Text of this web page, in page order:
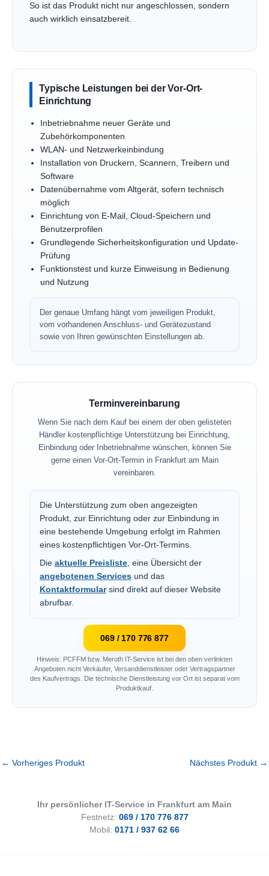
So ist das Produkt nicht nur angeschlossen, sondern
auch wirklich einsatzbereit.
Typische Leistungen bei der Vor-Ort-
Einrichtung
Inbetriebnahme neuer Geräte und
Zubehörkomponenten
WLAN- und Netzwerkeinbindung
Installation von Druckern, Scannern, Treibern und
Software
Datenübernahme vom Altgerät, sofern technisch
möglich
Einrichtung von E-Mail, Cloud-Speichern und
Benutzerprofilen
Grundlegende Sicherheitskonfiguration und Update-
Prüfung
Funktionstest und kurze Einweisung in Bedienung
und Nutzung
Der genaue Umfang hängt vom jeweiligen Produkt,
vom vorhandenen Anschluss- und Gerätezustand
sowie von Ihren gewünschten Einstellungen ab.
Terminvereinbarung
Wenn Sie nach dem Kauf bei einem der oben gelisteten
Händler kostenpflichtige Unterstützung bei Einrichtung,
Einbindung oder Inbetriebnahme wünschen, können Sie
gerne einen Vor-Ort-Termin in Frankfurt am Main
vereinbaren.
Die Unterstützung zum oben angezeigten
Produkt, zur Einrichtung oder zur Einbindung in
eine bestehende Umgebung erfolgt im Rahmen
eines kostenpflichtigen Vor-Ort-Termins.
Die aktuelle Preisliste, eine Übersicht der
angebotenen Services und das
Kontaktformularsind direkt auf dieser Website
abrufbar.
069 / 170 776 877
Hinweis: PCFFM bzw. Meroth IT-Service ist bei den oben verlinkten
Angeboten nicht Verkäufer, Versanddienstleister oder Vertragspartner
des Kaufvertrags. Die technische Dienstleistung vor Ort ist separat vom
Produktkauf.
← Vorheriges Produkt Nächstes Produkt →
Ihr persönlicher IT-Service in Frankfurt am Main
Festnetz: 069 / 170 776 877
Mobil: 0171 / 937 62 66